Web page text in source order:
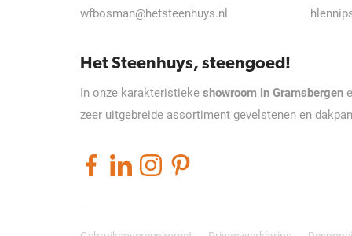
wfbosman@hetsteenhuys.nl
Het Steenhuys, steengoed!
In onze karakteristieke showroom in Gramsbergen
zeer uitgebreide assortiment gevelstenen en